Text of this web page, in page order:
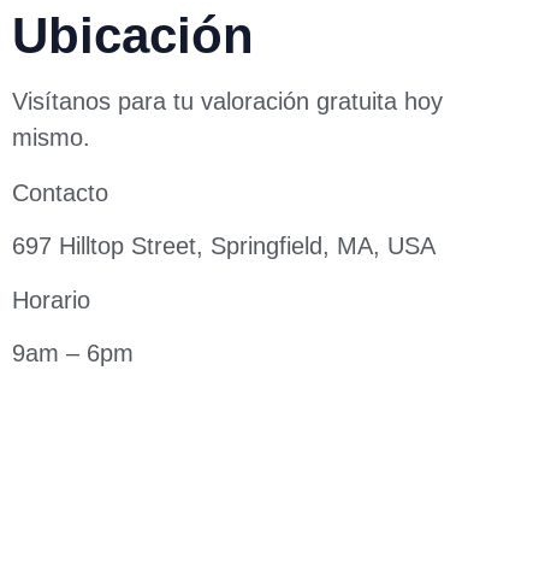
Ubicación
Visítanos para tu valoración gratuita hoy
mismo.
Contacto
697 Hilltop Street, Springfield, MA, USA
Horario
9am – 6pm